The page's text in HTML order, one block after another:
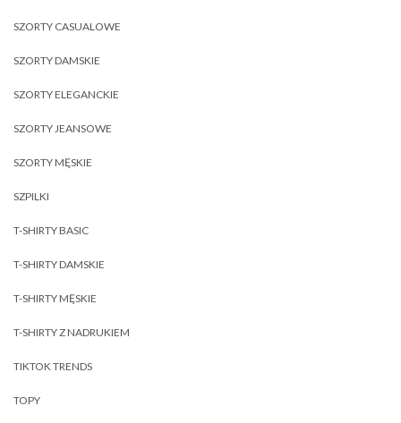
SZORTY CASUALOWE
SZORTY DAMSKIE
SZORTY ELEGANCKIE
SZORTY JEANSOWE
SZORTY MĘSKIE
SZPILKI
T-SHIRTY BASIC
T-SHIRTY DAMSKIE
T-SHIRTY MĘSKIE
T-SHIRTY Z NADRUKIEM
TIKTOK TRENDS
TOPY